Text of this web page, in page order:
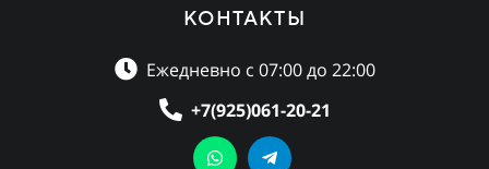
КОНТАКТЫ
Ежедневно с 07:00 до 22:00
+7(925)061-20-21